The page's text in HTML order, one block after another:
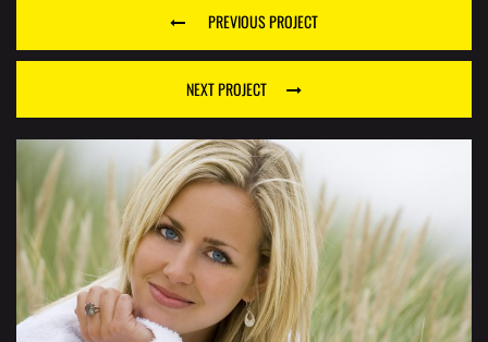
PREVIOUS PROJECT
NEXT PROJECT